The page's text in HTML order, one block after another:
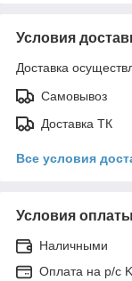
Условия
Доставка
Самовывоз
Доставка ТК
Все условия
Условия оплаты
Наличными
Оплата на р/с